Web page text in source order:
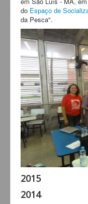
do Espaço de
da Pesca".
2015
2014